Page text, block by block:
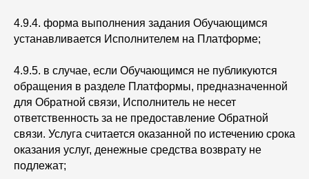
4.9.4. форма выполнения задания Обучающимся
устанавливается Исполнителем на Платформе;
4.9.5. в случае, если Обучающимся не публикуются
обращения в разделе Платформы, предназначенной
для Обратной связи, Исполнитель не несет
ответственность за не предоставление Обратной
связи. Услуга считается оказанной по истечению срока
оказания услуг, денежные средства возврату не
подлежат;